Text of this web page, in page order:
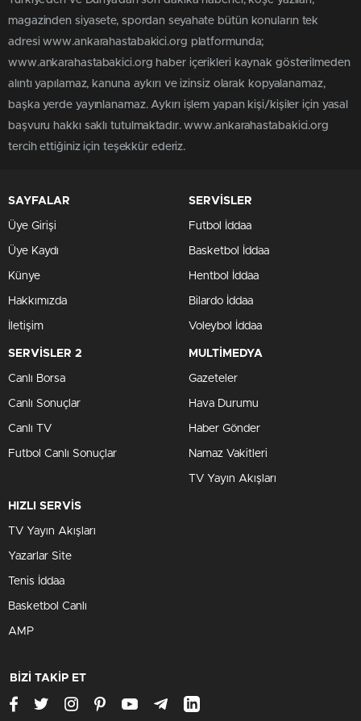
magazinden siyasete, spordan seyahate bütün konuların tek
adresi www.ankarahastabakici.org platformunda;
www.ankarahastabakici.org haber içerikleri kaynak gösterilmeden
alıntı yapılamaz, kanuna aykırı ve izinsiz olarak kopyalanamaz,
başka yerde yayınlanamaz. Aykırı işlem yapan kişi/kişiler için yasal
başvuru hakkı saklı tutulmaktadır. www.ankarahastabakici.org
tercih ettiğiniz için teşekkür ederiz.
SAYFALAR
Üye Girişi
Üye Kaydı
Künye
Hakkımızda
İletişim
SERVİSLER
Futbol İddaa
Basketbol İddaa
Hentbol İddaa
Bilardo İddaa
Voleybol İddaa
SERVİSLER 2
Canlı Borsa
Canlı Sonuçlar
Canlı TV
Futbol Canlı Sonuçlar
MULTİMEDYA
Gazeteler
Hava Durumu
Haber Gönder
Namaz Vakitleri
TV Yayın Akışları
HIZLI SERVİS
TV Yayın Akışları
Yazarlar Site
Tenis İddaa
Basketbol Canlı
AMP
BİZİ TAKİP ET